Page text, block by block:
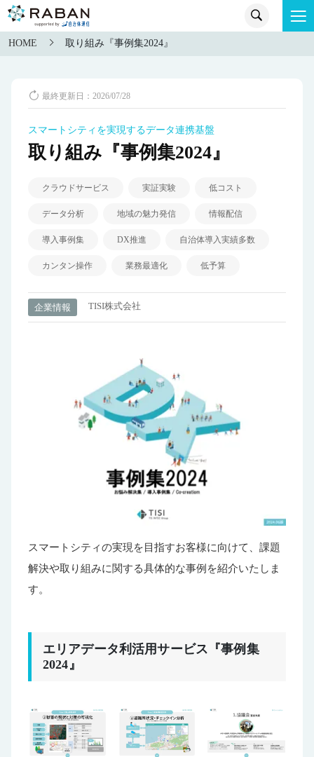
HOME 取り組み『事例集2024』
最終更新日：2026/07/28
スマートシティを実現するデータ連携基盤
取り組み『事例集2024』
クラウドサービス 実証実験 低コスト
データ分析 地域の魅力発信 情報配信
導入事例集 DX推進 自治体導入実績多数
カンタン操作 業務最適化 低予算
企業情報 TISI株式会社
スマートシティの実現を目指すお客様に向けて、課題
解決や取り組みに関する具体的な事例を紹介いたしま
す。
エリアデータ利活用サービス『事例集
2024』